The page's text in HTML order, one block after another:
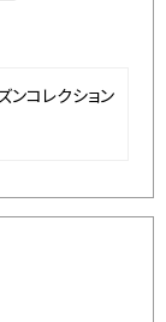
ンコレクション